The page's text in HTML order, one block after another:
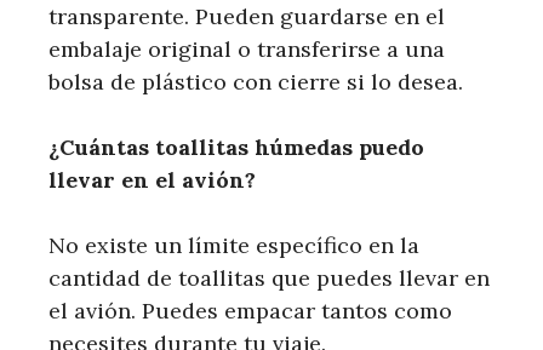
transparente. Pueden guardarse en el
embalaje original o transferirse a una
bolsa de plástico con cierre si lo desea.
¿Cuántas toallitas húmedas puedo
llevar en el avión?
No existe un límite específico en la
cantidad de toallitas que puedes llevar en
el avión. Puedes empacar tantos como
necesites durante tu viaje.